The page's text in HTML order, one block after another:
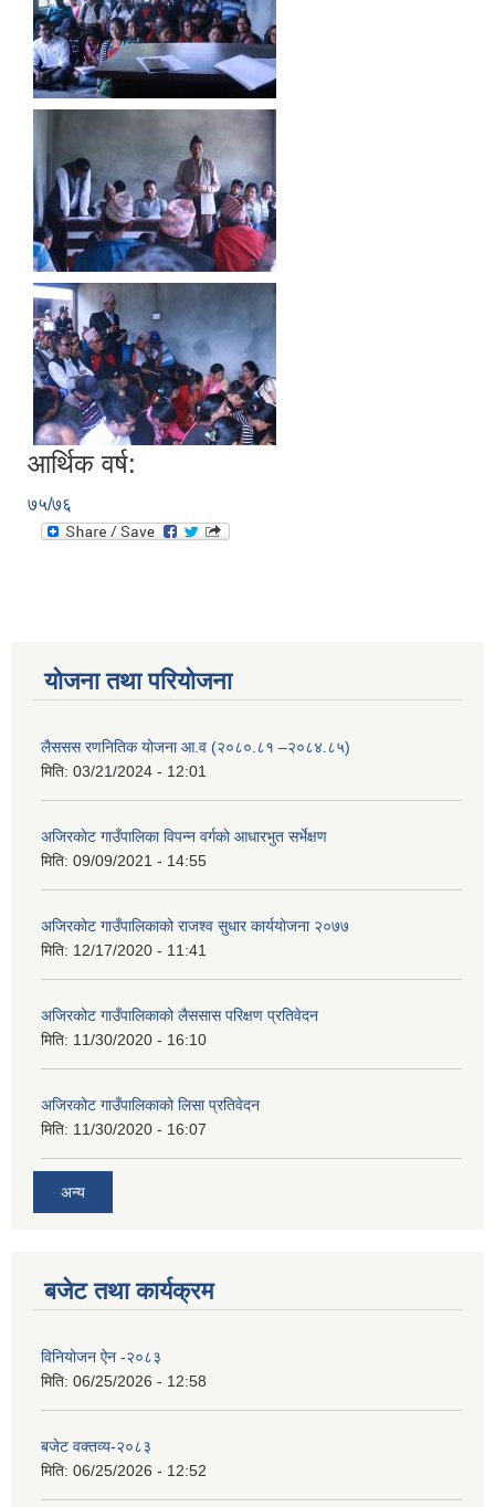
आर्थिक वर्ष:
७५/७६
योजना तथा परियोजना
लैससस रणनितिक योजना आ.व (२०८०.८१ –२०८४.८५)
मिति: 03/21/2024 - 12:01
अजिरकाेट गाउँपालिका विपन्न वर्गकाे आधारभुत सर्भेक्षण
मिति: 09/09/2021 - 14:55
अजिरकोट गाउँपालिकाको राजश्व सुधार कार्ययोजना २०७७
मिति: 12/17/2020 - 11:41
अजिरकोट गाउँपालिकाको लैससास परिक्षण प्रतिवेदन
मिति: 11/30/2020 - 16:10
अजिरकोट गाउँपालिकाको लिसा प्रतिवेदन
मिति: 11/30/2020 - 16:07
अन्य
बजेट तथा कार्यक्रम
विनियोजन ऐन -२०८३
मिति: 06/25/2026 - 12:58
बजेट वक्तव्य-२०८३
मिति: 06/25/2026 - 12:52